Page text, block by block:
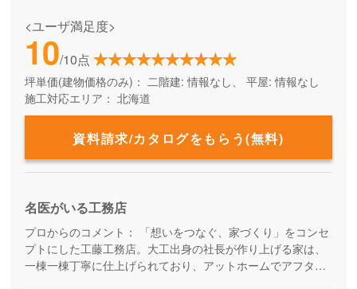
<ユーザ満足度>
10/10点
坪単価(建物価格のみ)： 二階建: 情報なし、 平屋: 情報なし
施工対応エリア： 北海道
資料請求/カタログをもらう(無料)
名医がいる工務店
プロからのコメント：
「想いをつなぐ、家づくり」をコンセ
プトにした工藤工務店。大工出身の社長が作り上げる家は、
一棟一棟丁寧に仕上げられており、アットホームでアフタフ